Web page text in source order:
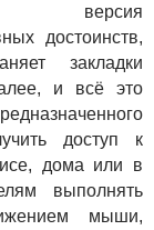
версия
достоинств,
закладки
и всё это
доступ к
дома или в
выполнять
мыши,